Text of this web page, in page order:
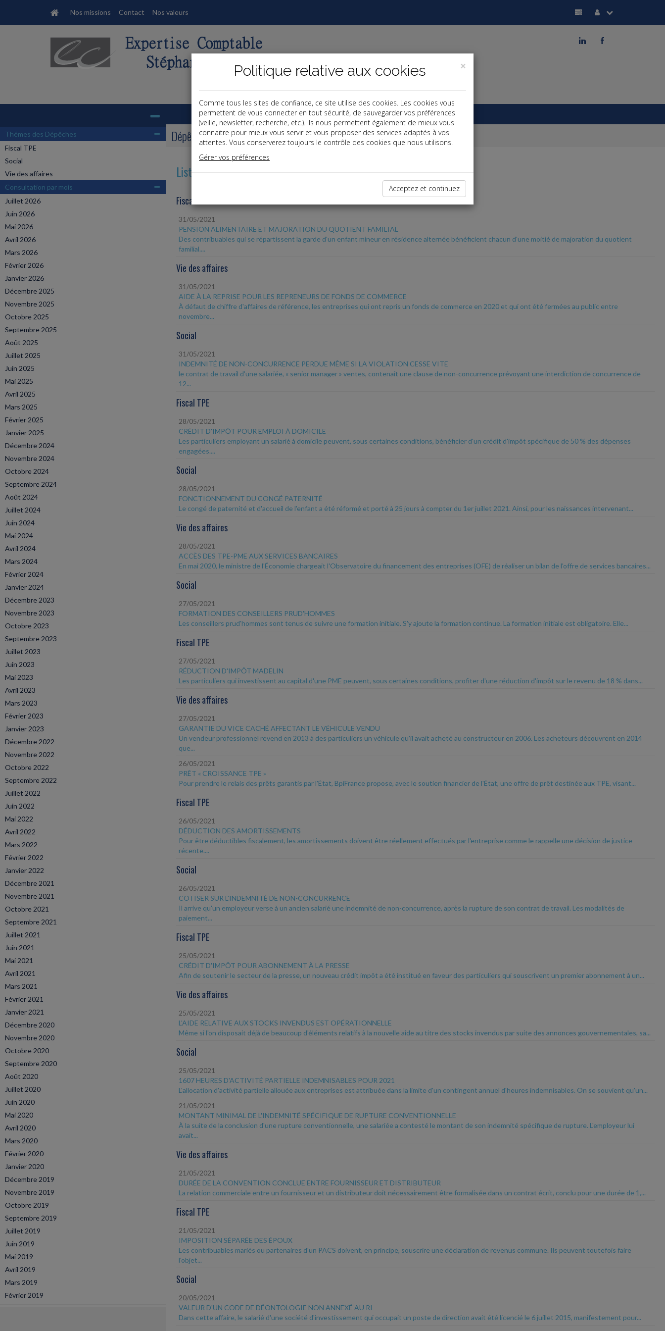
Nos missions Contact Nos valeurs
b
j
Thémes des Dépêches
Fiscal TPE
Social
Vie des affaires
Consultation par mois
Juillet 2026
Juin 2026
Mai 2026
Avril 2026
Mars 2026
Février 2026
Janvier 2026
Décembre 2025
Novembre 2025
Octobre 2025
Septembre 2025
Août 2025
Juillet 2025
Juin 2025
Mai 2025
Avril 2025
Mars 2025
Février 2025
Janvier 2025
Décembre 2024
Novembre 2024
Octobre 2024
Septembre 2024
Août 2024
Juillet 2024
Juin 2024
Mai 2024
Avril 2024
Mars 2024
Février 2024
Janvier 2024
Décembre 2023
Novembre 2023
Octobre 2023
Septembre 2023
Juillet 2023
Juin 2023
Mai 2023
Avril 2023
Mars 2023
Février 2023
Janvier 2023
Décembre 2022
Novembre 2022
Octobre 2022
Septembre 2022
Juillet 2022
Juin 2022
Mai 2022
Avril 2022
Mars 2022
Février 2022
Janvier 2022
Décembre 2021
Novembre 2021
Octobre 2021
Septembre 2021
Juillet 2021
Juin 2021
Mai 2021
Avril 2021
Mars 2021
Février 2021
Janvier 2021
Décembre 2020
Novembre 2020
Octobre 2020
Septembre 2020
Août 2020
Juillet 2020
Juin 2020
Mai 2020
Avril 2020
Mars 2020
Février 2020
Janvier 2020
Décembre 2019
Novembre 2019
Octobre 2019
Septembre 2019
Juillet 2019
Juin 2019
Mai 2019
Avril 2019
Mars 2019
Février 2019
Dépêches
Liste des dernières dépêches
Fiscal TPE
31/05/2021
PENSION ALIMENTAIRE ET MAJORATION DU QUOTIENT FAMILIAL
Des contribuables qui se répartissent la garde d'un enfant mineur en résidence alternée bénéficient chacun d'une moitié de majoration du quotient
familial....
Vie des affaires
31/05/2021
AIDE À LA REPRISE POUR LES REPRENEURS DE FONDS DE COMMERCE
À défaut de chiffre d'affaires de référence, les entreprises qui ont repris un fonds de commerce en 2020 et qui ont été fermées au public entre
novembre...
Social
31/05/2021
INDEMNITÉ DE NON-CONCURRENCE PERDUE MÊME SI LA VIOLATION CESSE VITE
le contrat de travail d'une salariée, « senior manager » ventes, contenait une clause de non-concurrence prévoyant une interdiction de concurrence de
12...
Fiscal TPE
28/05/2021
CRÉDIT D'IMPÔT POUR EMPLOI À DOMICILE
Les particuliers employant un salarié à domicile peuvent, sous certaines conditions, bénéficier d'un crédit d'impôt spécifique de 50 % des dépenses
engagées....
Social
28/05/2021
FONCTIONNEMENT DU CONGÉ PATERNITÉ
Le congé de paternité et d'accueil de l'enfant a été réformé et porté à 25 jours à compter du 1er juillet 2021. Ainsi, pour les naissances intervenant...
Vie des affaires
28/05/2021
ACCÈS DES TPE-PME AUX SERVICES BANCAIRES
En mai 2020, le ministre de l'Économie chargeait l'Observatoire du financement des entreprises (OFE) de réaliser un bilan de l'offre de services bancaires...
Social
27/05/2021
FORMATION DES CONSEILLERS PRUD'HOMMES
Les conseillers prud'hommes sont tenus de suivre une formation initiale. S'y ajoute la formation continue. La formation initiale est obligatoire. Elle...
Fiscal TPE
27/05/2021
RÉDUCTION D'IMPÔT MADELIN
Les particuliers qui investissent au capital d'une PME peuvent, sous certaines conditions, profiter d'une réduction d'impôt sur le revenu de 18 % dans...
Vie des affaires
27/05/2021
GARANTIE DU VICE CACHÉ AFFECTANT LE VÉHICULE VENDU
Un vendeur professionnel revend en 2013 à des particuliers un véhicule qu'il avait acheté au constructeur en 2006. Les acheteurs découvrent en 2014
que...
26/05/2021
PRÊT « CROISSANCE TPE »
Pour prendre le relais des prêts garantis par l'État, BpiFrance propose, avec le soutien financier de l'État, une offre de prêt destinée aux TPE, visant...
Fiscal TPE
26/05/2021
DÉDUCTION DES AMORTISSEMENTS
Pour être déductibles fiscalement, les amortissements doivent être réellement effectués par l'entreprise comme le rappelle une décision de justice
récente....
Social
26/05/2021
COTISER SUR L'INDEMNITÉ DE NON-CONCURRENCE
Il arrive qu'un employeur verse à un ancien salarié une indemnité de non-concurrence, après la rupture de son contrat de travail. Les modalités de
paiement...
Fiscal TPE
25/05/2021
CRÉDIT D'IMPÔT POUR ABONNEMENT À LA PRESSE
Afin de soutenir le secteur de la presse, un nouveau crédit impôt a été institué en faveur des particuliers qui souscrivent un premier abonnement à un...
Vie des affaires
25/05/2021
L'AIDE RELATIVE AUX STOCKS INVENDUS EST OPÉRATIONNELLE
Même si l'on disposait déjà de beaucoup d'éléments relatifs à la nouvelle aide au titre des stocks invendus par suite des annonces gouvernementales, sa...
Social
25/05/2021
1607 HEURES D'ACTIVITÉ PARTIELLE INDEMNISABLES POUR 2021
L'allocation d'activité partielle allouée aux entreprises est attribuée dans la limite d'un contingent annuel d'heures indemnisables. On se souvient qu'un...
21/05/2021
MONTANT MINIMAL DE L'INDEMNITÉ SPÉCIFIQUE DE RUPTURE CONVENTIONNELLE
À la suite de la conclusion d'une rupture conventionnelle, une salariée a contesté le montant de son indemnité spécifique de rupture. L'employeur lui
avait...
Vie des affaires
21/05/2021
DURÉE DE LA CONVENTION CONCLUE ENTRE FOURNISSEUR ET DISTRIBUTEUR
La relation commerciale entre un fournisseur et un distributeur doit nécessairement être formalisée dans un contrat écrit, conclu pour une durée de 1,...
Fiscal TPE
21/05/2021
IMPOSITION SÉPARÉE DES ÉPOUX
Les contribuables mariés ou partenaires d'un PACS doivent, en principe, souscrire une déclaration de revenus commune. Ils peuvent toutefois faire
l'objet...
Social
20/05/2021
VALEUR D'UN CODE DE DÉONTOLOGIE NON ANNEXÉ AU RI
Dans cette affaire, le salarié d'une société d'investissement qui occupait un poste de direction avait été licencié le 6 juillet 2015, manifestement pour...
×
Politique relative aux cookies
Comme tous les sites de confiance, ce site utilise des cookies. Les cookies vous
permettent de vous connecter en tout sécurité, de sauvegarder vos préférences
(veille, newsletter, recherche, etc.). Ils nous permettent également de mieux vous
connaitre pour mieux vous servir et vous proposer des services adaptés à vos
attentes. Vous conserverez toujours le contrôle des cookies que nous utilisons.
Gérer vos préférences
Acceptez et continuez